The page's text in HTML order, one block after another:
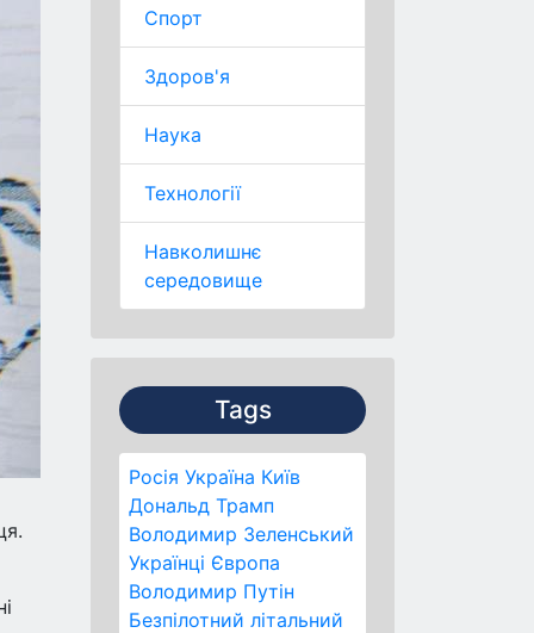
Спорт
Здоров'я
Наука
Технології
Навколишнє
середовище
Tags
Росія Україна Київ
Дональд Трамп
Володимир Зеленський
Українці Європа
Володимир Путін
Безпілотний літальний